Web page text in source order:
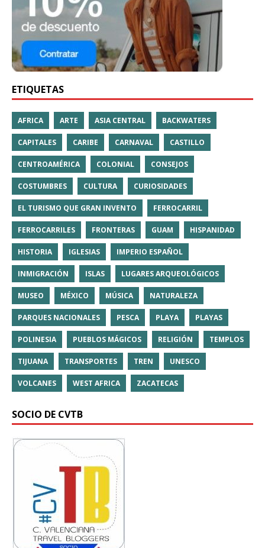
ETIQUETAS
AFRICA ARTE ASIA CENTRAL BACKWATERS
CAPITALES CARIBE CARNAVAL CASTILLO
CENTROAMÉRICA COLONIAL CONSEJOS
COSTUMBRES CULTURA CURIOSIDADES
EL TURISMO QUE GRAN INVENTO FERROCARRIL
FERROCARRILES FRONTERAS GUAM HISPANIDAD
HISTORIA IGLESIAS IMPERIO ESPAÑOL
INMIGRACIÓN ISLAS LUGARES ARQUEOLÓGICOS
MUSEO MÉXICO MÚSICA NATURALEZA
PARQUES NACIONALES PESCA PLAYA PLAYAS
POLINESIA PUEBLOS MÁGICOS RELIGIÓN TEMPLOS
TIJUANA TRANSPORTES TREN UNESCO
VOLCANES WEST AFRICA ZACATECAS
SOCIO DE CVTB